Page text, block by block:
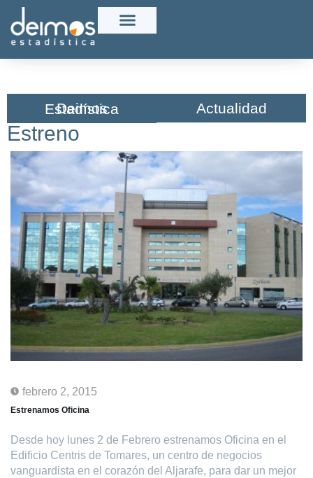
Deimos Estadística​ Actualidad
Estreno
febrero 2, 2015
Estrenamos Oficina
Desde hoy lunes 2 de Febrero estrenamos Oficina en el
Edificio Centris de Tomares, un centro de negocios
vanguardista en el corazón del Aljarafe, para dar un mejor